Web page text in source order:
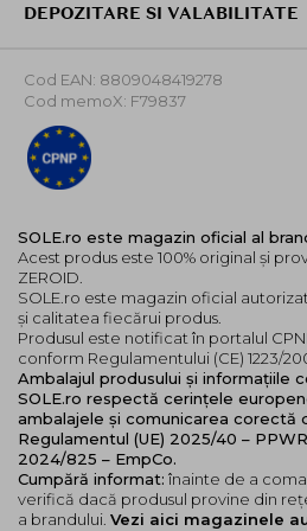
DEPOZITARE SI VALABILITATE
Cod EAN: 8809048419278
Cod memoX: F79837
SOLE.ro este magazin oficial al
Acest produs este 100% original și
ZEROID.
SOLE.ro este magazin oficial
și calitatea fiecărui produs.
Produsul este notificat în portalul
conform Regulamentului (CE) 1223/
Ambalajul produsului și informațiile
SOLE.ro respectă cerințele
ambalajele și comunicarea corectă
Regulamentul (UE) 2025/40 –
2024/825 – EmpCo.
Cumpără informat: înainte de a
verifică dacă produsul provine din
a brandului. Vezi aici magazinele